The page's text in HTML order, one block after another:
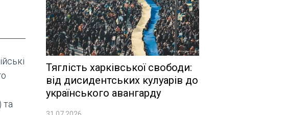
та
Тяглість харківської свободи:
від дисидентських кулуарів до
українського авангарду